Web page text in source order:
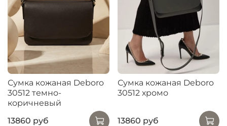
Сумка кожаная Deboro
30512 темно-
коричневый
13860 руб
Сумка кожаная Deboro
30512 хромо
13860 руб